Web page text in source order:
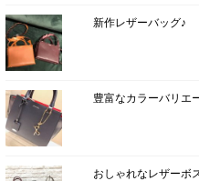
新作レザーバッグ♪
豊富なカラーバリエ
おしゃれなレザーボ